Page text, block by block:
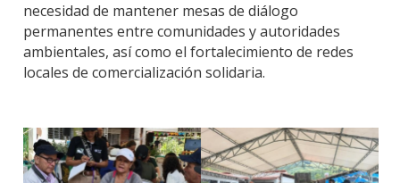
necesidad de mantener mesas de diálogo
permanentes entre comunidades y autoridades
ambientales, así como el fortalecimiento de redes
locales de comercialización solidaria.